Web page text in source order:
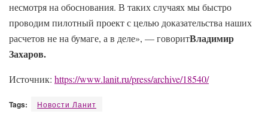
несмотря на обоснования. В таких случаях мы быстро
проводим пилотный проект с целью доказательства наших
расчетов не на бумаге, а в деле», — говоритВладимир
Захаров.
Источник: https://www.lanit.ru/press/archive/18540/
Tags: Новости Ланит